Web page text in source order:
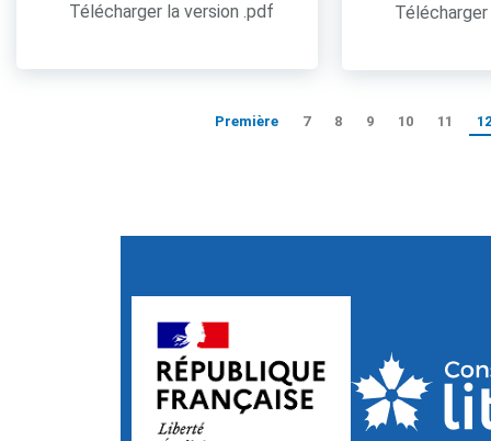
Télécharger la version .pdf
Première 7 8 9 10 11 12